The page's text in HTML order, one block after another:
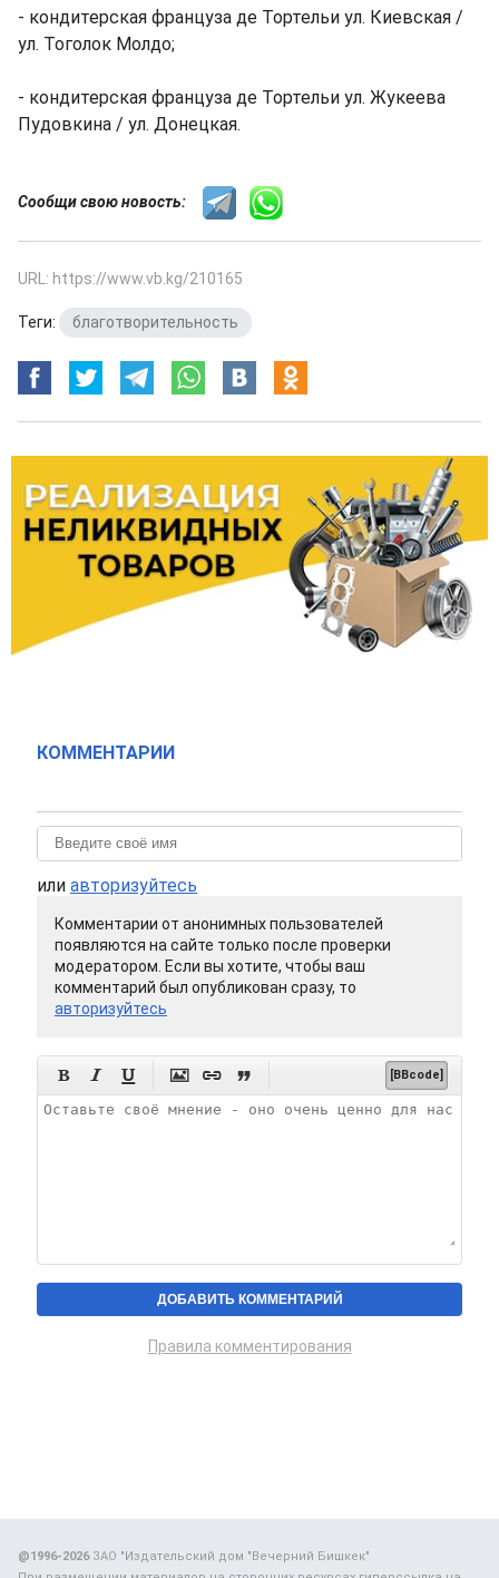
- кондитерская француза де Тортельи ул. Киевская /
ул. Тоголок Молдо;
- кондитерская француза де Тортельи ул. Жукеева
Пудовкина / ул. Донецкая.
Сообщи свою новость:
URL: https://www.vb.kg/210165
Теги: благотворительность
КОММЕНТАРИИ
или авторизуйтесь
Комментарии от анонимных пользователей
появляются на сайте только после проверки
модератором. Если вы хотите, чтобы ваш
комментарий был опубликован сразу, то
авторизуйтесь
      [BBcode]
Правила комментирования
@1996-2026ЗАО "Издательский дом "Вечерний Бишкек"